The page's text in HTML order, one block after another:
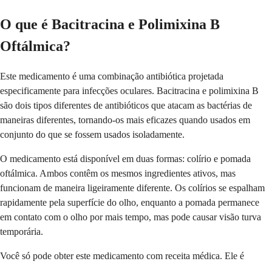
O que é Bacitracina e Polimixina B
Oftálmica?
Este medicamento é uma combinação antibiótica projetada
especificamente para infecções oculares. Bacitracina e polimixina B
são dois tipos diferentes de antibióticos que atacam as bactérias de
maneiras diferentes, tornando-os mais eficazes quando usados em
conjunto do que se fossem usados isoladamente.
O medicamento está disponível em duas formas: colírio e pomada
oftálmica. Ambos contêm os mesmos ingredientes ativos, mas
funcionam de maneira ligeiramente diferente. Os colírios se espalham
rapidamente pela superfície do olho, enquanto a pomada permanece
em contato com o olho por mais tempo, mas pode causar visão turva
temporária.
Você só pode obter este medicamento com receita médica. Ele é